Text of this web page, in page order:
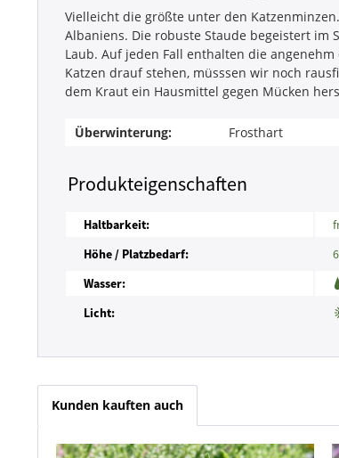
Vielleicht die größte unter den
Albaniens. Die robuste Staude begeistert
Laub. Auf jeden Fall enthalten die
Katzen drauf stehen, müsssen wir noch
dem Kraut ein Hausmittel gegen Mücken
Überwinterung: Frosthart
Produkteigenschaften
Haltbarkeit:
Höhe / Platzbedarf:
Wasser:
Licht:
Kunden kauften auch